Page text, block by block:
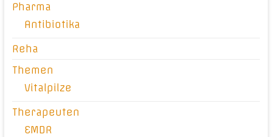
Pharma
Antibiotika
Reha
Themen
Vitalpilze
Therapeuten
EMDR